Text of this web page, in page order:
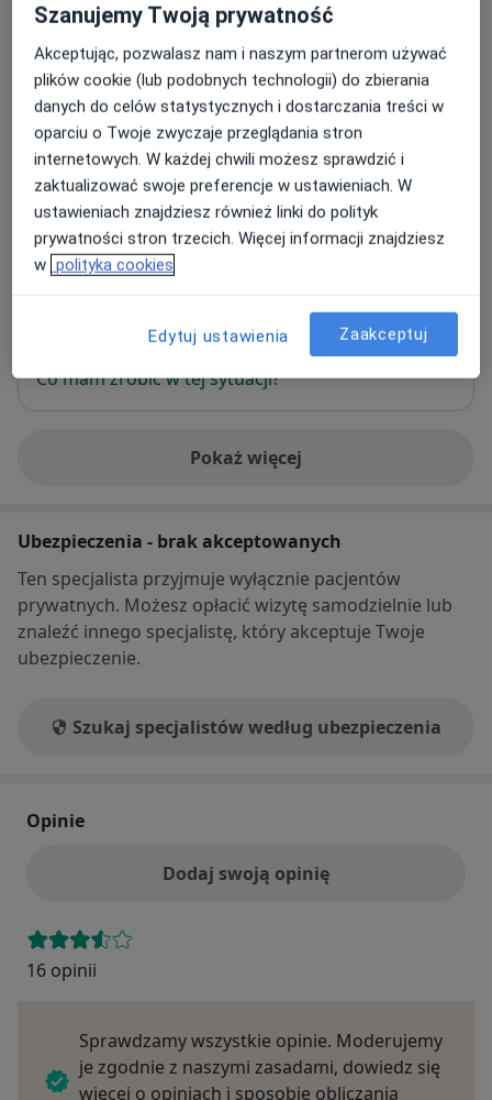
Adresy (3)
Adres 1 Adres 2 Adres 3
AMERICAN HEART OF POLAND S.A.
43-100 Tychy
Powiększ mapę
W tym gabinecie nie można umawiać wizyt przez
Co mam zrobić w tej sytuacji?
Pokaż więcej
o adresie
Ubezpieczenia - brak akceptowanych
Ten specjalista przyjmuje wyłącznie pacjentów
prywatnych. Możesz opłacić wizytę samodzielnie lub
znaleźć innego specjalistę, który akceptuje Twoje
ubezpieczenie.
Szukaj specjalistów według ubezpieczenia
Opinie
Dodaj swoją opinię
16 opinii
Sprawdzamy wszystkie opinie. Moderujemy
je zgodnie z naszymi zasadami, dowiedz się
więcej o opiniach i sposobie obliczania
Szanujemy Twoją prywatność
Akceptując, pozwalasz nam i naszym partnerom używać
plików cookie (lub podobnych technologii) do zbierania
danych do celów statystycznych i dostarczania treści w
oparciu o Twoje zwyczaje przeglądania stron
internetowych. W każdej chwili możesz sprawdzić i
zaktualizować swoje preferencje w ustawieniach. W
ustawieniach znajdziesz również linki do polityk
prywatności stron trzecich. Więcej informacji znajdziesz
w polityka cookies
Edytuj ustawienia Zaakceptuj